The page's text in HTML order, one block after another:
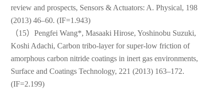
review and prospects, Sensors & Actuators: A. Physical, 198
(2013) 46–60. (IF=1.943)
（15）Pengfei Wang*, Masaaki Hirose, Yoshinobu Suzuki,
Koshi Adachi, Carbon tribo-layer for super-low friction of
amorphous carbon nitride coatings in inert gas environments,
Surface and Coatings Technology, 221 (2013) 163–172.
(IF=2.199)